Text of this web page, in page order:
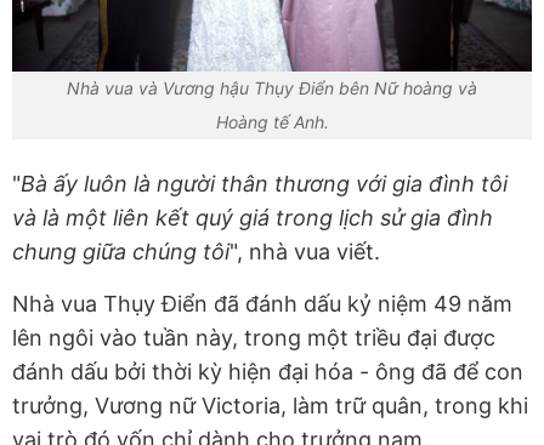
Nhà vua và Vương hậu Thụy Điển bên Nữ hoàng và
Hoàng tế Anh.
"Bà ấy luôn là người thân thương với gia đình tôi
và là một liên kết quý giá trong lịch sử gia đình
chung giữa chúng tôi", nhà vua viết.
Nhà vua Thụy Điển đã đánh dấu kỷ niệm 49 năm
lên ngôi vào tuần này, trong một triều đại được
đánh dấu bởi thời kỳ hiện đại hóa - ông đã để con
trưởng, Vương nữ Victoria, làm trữ quân, trong khi
vai trò đó vốn chỉ dành cho trưởng nam.